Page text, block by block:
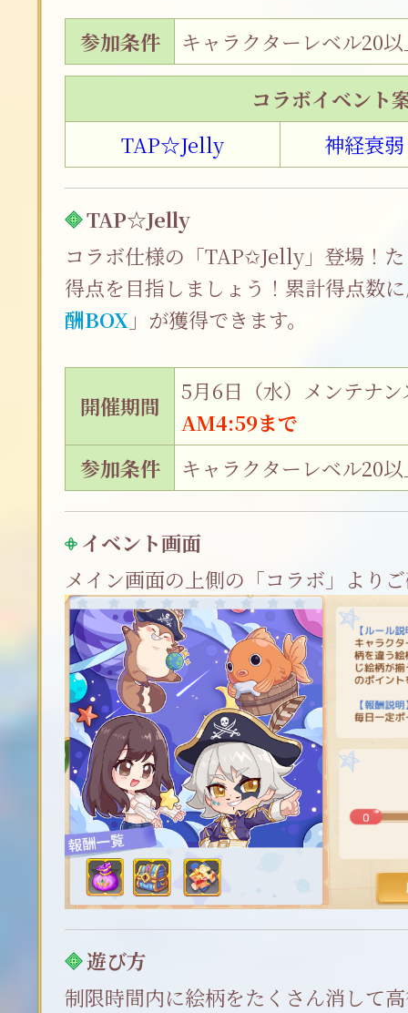
参加条件 キャラクターレベル20
コラボイベント
TAP☆Jelly
神経衰弱
TAP☆Jelly
コラボ仕様の「TAP✩Jelly」登場！
得点を目指しましょう！累計得点数
酬BOX 」が獲得できます。
開催期間
5月6日（水）メンテナ
AM4:59まで
参加条件
キャラクターレベル20
イベント画面
メイン画面の上側の「コラボ」より
遊び方
制限時間内に絵柄をたくさん消して